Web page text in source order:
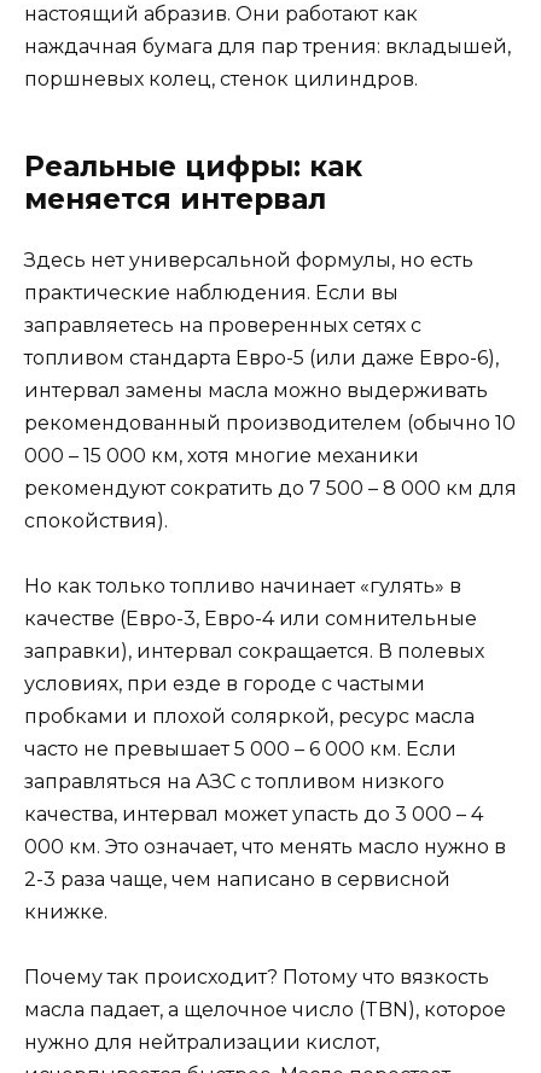
настоящий абразив. Они работают как
наждачная бумага для пар трения: вкладышей,
поршневых колец, стенок цилиндров.
Реальные цифры: как
меняется интервал
Здесь нет универсальной формулы, но есть
практические наблюдения. Если вы
заправляетесь на проверенных сетях с
топливом стандарта Евро-5 (или даже Евро-6),
интервал замены масла можно выдерживать
рекомендованный производителем (обычно 10
000 – 15 000 км, хотя многие механики
рекомендуют сократить до 7 500 – 8 000 км для
спокойствия).
Но как только топливо начинает «гулять» в
качестве (Евро-3, Евро-4 или сомнительные
заправки), интервал сокращается. В полевых
условиях, при езде в городе с частыми
пробками и плохой соляркой, ресурс масла
часто не превышает 5 000 – 6 000 км. Если
заправляться на АЗС с топливом низкого
качества, интервал может упасть до 3 000 – 4
000 км. Это означает, что менять масло нужно в
2-3 раза чаще, чем написано в сервисной
книжке.
Почему так происходит? Потому что вязкость
масла падает, а щелочное число (TBN), которое
нужно для нейтрализации кислот,